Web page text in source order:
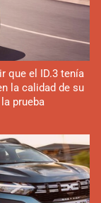
que el ID.3 tenía
la calidad de su
prueba